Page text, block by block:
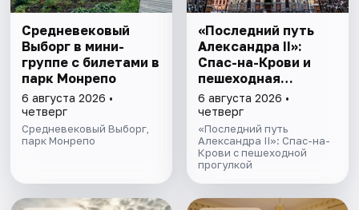
Cредневековый
Выборг в мини-
группе c билетами в
парк Монрепо
6 августа 2026 •
четверг
Средневековый Выборг,
парк Монрепо
«Последний путь
Александра II»:
Спас-на-Крови и
пешеходная
прогулка
6 августа 2026 •
четверг
«Последний путь
Александра II»: Спас-на-
Крови с пешеходной
прогулкой